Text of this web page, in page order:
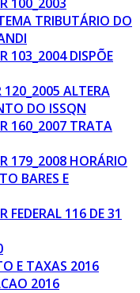
TRIBUTÁRIO DO
103_2004 DISPÕE
120_2005 ALTERA
DO ISSQN
160_2007 TRATA
179_2008 HORÁRIO
BARES E
FEDERAL 116 DE 31
E TAXAS 2016
2016